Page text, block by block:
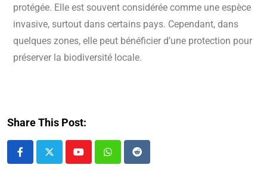
protégée. Elle est souvent considérée comme une espèce
invasive, surtout dans certains pays. Cependant, dans
quelques zones, elle peut bénéficier d’une protection pour
préserver la biodiversité locale.
Share This Post: